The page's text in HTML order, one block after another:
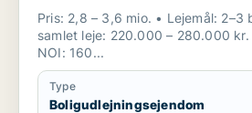
Pris: 2,8 – 3,6 mio. • Lejemål: 2–3 boliger • Årlig
samlet leje: 220.000 – 280.000 kr. • Drift: 20–30 % •
NOI: 160...
Type
Boligudlejningsejendom